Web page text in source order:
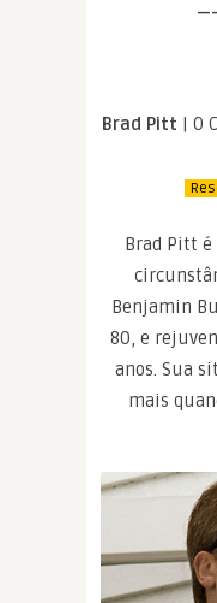
Brad Pitt | O
Brad Pitt
Benjamin
80, e
anos. Sua
mais